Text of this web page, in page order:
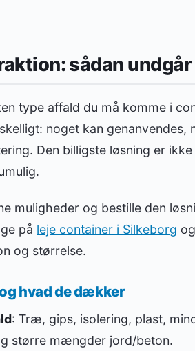
sådan
type affald du må komme i
noget kan genanvendes,
Den billigste løsning er ikke
muligheder og bestille den
på leje container i Silkeborg
og størrelse.
hvad de dækker
: Træ, gips, isolering, plast,
større mængder jord/beton.